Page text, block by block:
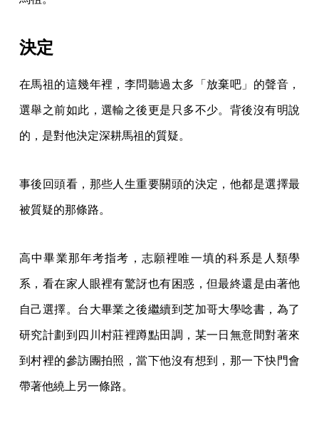
決定
在馬祖的這幾年裡，李問聽過太多「放棄吧」的聲音，
選舉之前如此，選輸之後更是只多不少。背後沒有明說
的，是對他決定深耕馬祖的質疑。
事後回頭看，那些人生重要關頭的決定，他都是選擇最
被質疑的那條路。
高中畢業那年考指考，志願裡唯一填的科系是人類學
系，看在家人眼裡有驚訝也有困惑，但最終還是由著他
自己選擇。台大畢業之後繼續到芝加哥大學唸書，為了
研究計劃到四川村莊裡蹲點田調，某一日無意間對著來
到村裡的參訪團拍照，當下他沒有想到，那一下快門會
帶著他繞上另一條路。